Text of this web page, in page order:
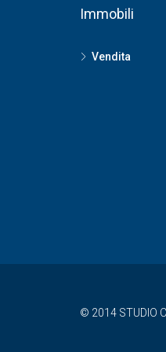
Immobili
Vendita
© 2014 STUDIO